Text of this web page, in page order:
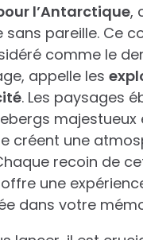
l’Antarctique,
sans pareille. Ce
comme le
appelle les
. Les paysages
majestueux
créent une
recoin de
une
dans votre